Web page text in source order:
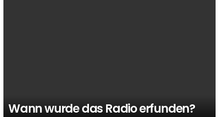
Wann wurde das Radio erfunden?